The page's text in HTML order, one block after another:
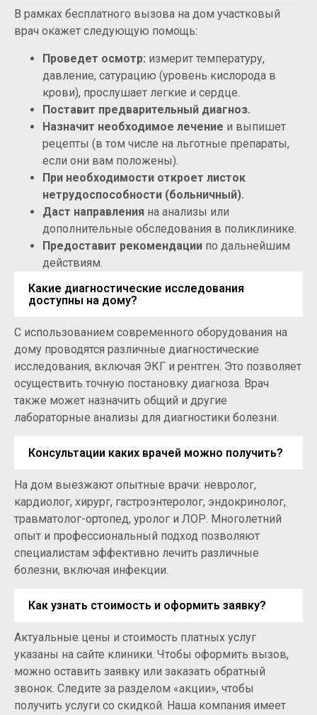
В рамках бесплатного вызова на дом участковый
врач окажет следующую помощь:
Проведет осмотр: измерит температуру,
давление, сатурацию (уровень кислорода в
крови), прослушает легкие и сердце.
Поставит предварительный диагноз.
Назначит необходимое лечение и выпишет
рецепты (в том числе на льготные препараты,
если они вам положены).
При необходимости откроет листок
нетрудоспособности (больничный).
Даст направления на анализы или
дополнительные обследования в поликлинике.
Предоставит рекомендации по дальнейшим
действиям.
Какие диагностические исследования
доступны на дому?
С использованием современного оборудования на
дому проводятся различные диагностические
исследования, включая ЭКГ и рентген. Это позволяет
осуществить точную постановку диагноза. Врач
также может назначить общий и другие
лабораторные анализы для диагностики болезни.
Консультации каких врачей можно получить?
На дом выезжают опытные врачи: невролог,
кардиолог, хирург, гастроэнтеролог, эндокринолог,
травматолог-ортопед, уролог и ЛОР. Многолетний
опыт и профессиональный подход позволяют
специалистам эффективно лечить различные
болезни, включая инфекции.
Как узнать стоимость и оформить заявку?
Актуальные цены и стоимость платных услуг
указаны на сайте клиники. Чтобы оформить вызов,
можно оставить заявку или заказать обратный
звонок. Следите за разделом «акции», чтобы
получить услуги со скидкой. Наша компания имеет